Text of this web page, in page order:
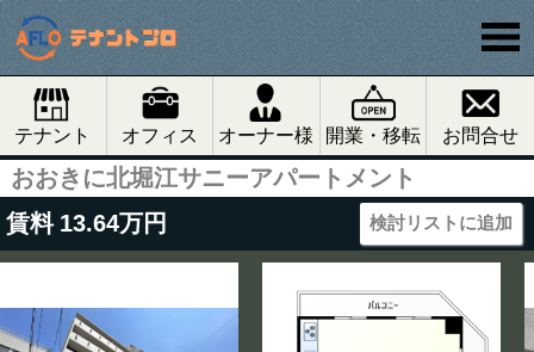
テナント オフィス オーナー様 開業・移転 お問合せ
おおきに北堀江サニーアパートメント
賃料 13.64万円 検討リストに追加